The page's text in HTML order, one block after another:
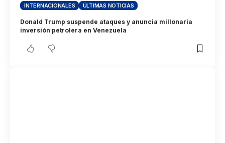
INTERNACIONALES ÚLTIMAS NOTICIAS
Donald Trump suspende ataques y anuncia millonaria
inversión petrolera en Venezuela